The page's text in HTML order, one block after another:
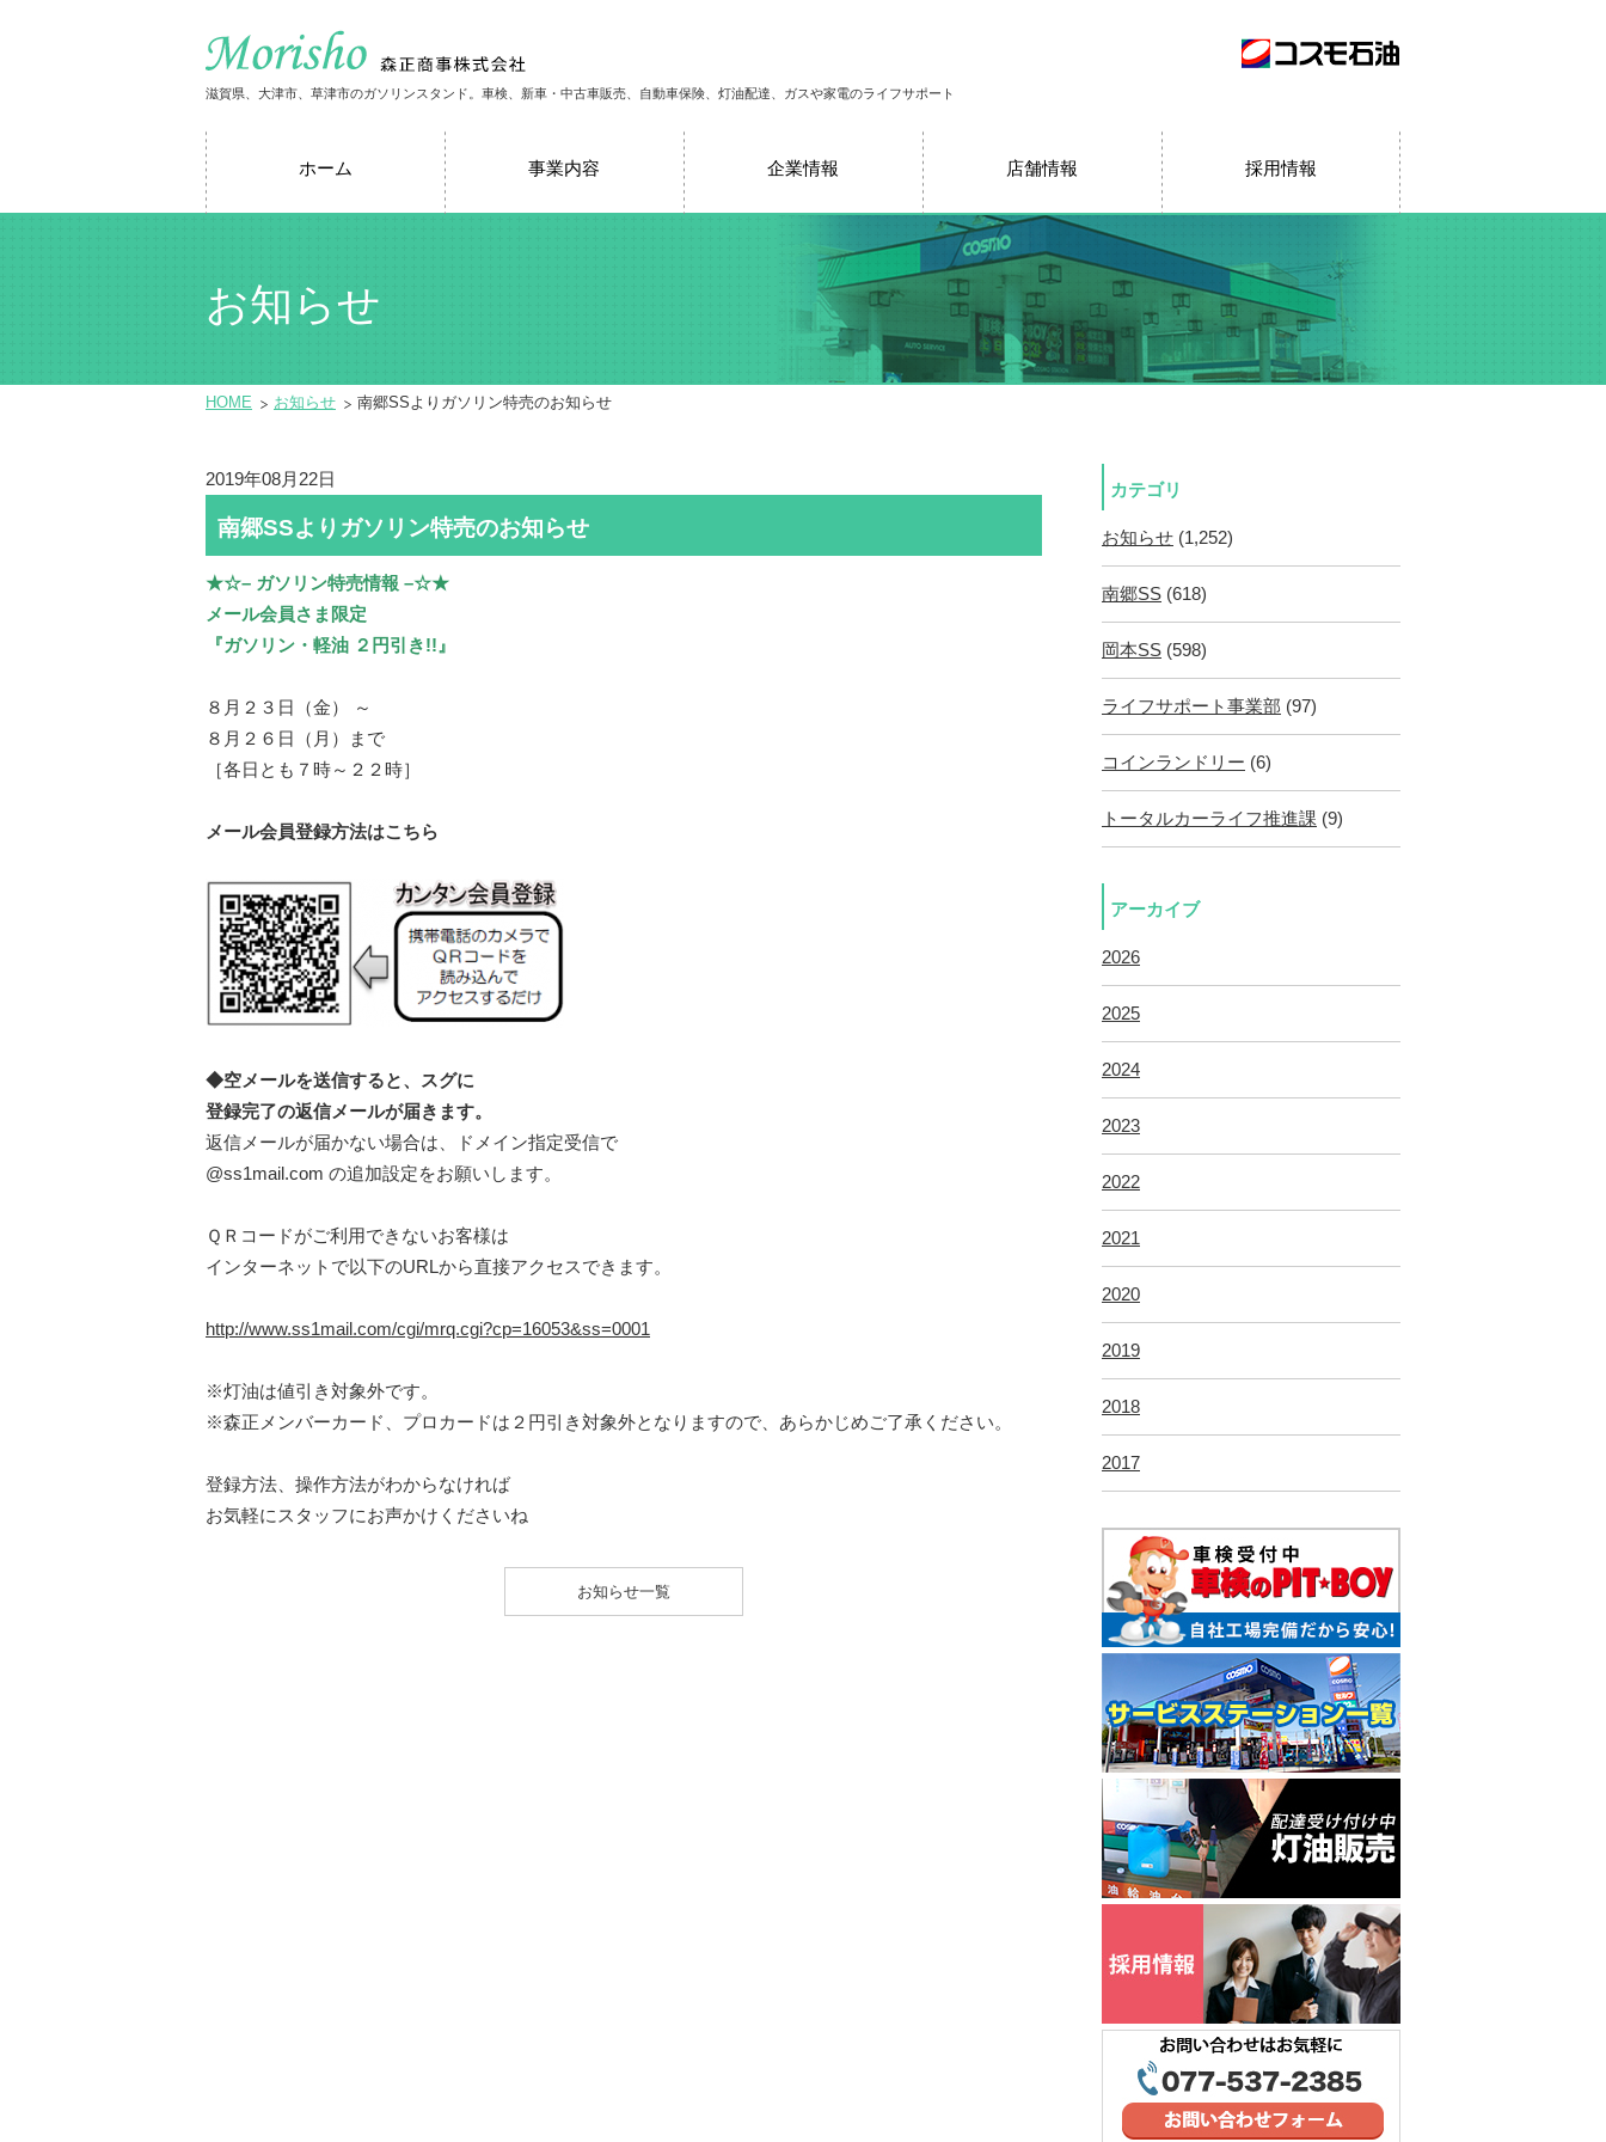
滋賀県、大津市、草津市のガソリンスタンド。車検、新車・中古車販売、自動車保険、灯油配達、ガスや家電のライフサポート
ホーム 事業内容 企業情報 店舗情報 採用情報
お知らせ
HOME お知らせ 南郷SSよりガソリン特売のお知らせ
2019年08月22日
南郷SSよりガソリン特売のお知らせ
★☆– ガソリン特売情報 –☆★
メール会員さま限定
『ガソリン・軽油 ２円引き!!』
８月２３日（金） ～
８月２６日（月）まで
［各日とも７時～２２時］
メール会員登録方法はこちら
◆空メールを送信すると、スグに
登録完了の返信メールが届きます。
返信メールが届かない場合は、ドメイン指定受信で
@ss1mail.com の追加設定をお願いします。
ＱＲコードがご利用できないお客様は
インターネットで以下のURLから直接アクセスできます。
http://www.ss1mail.com/cgi/mrq.cgi?cp=16053&ss=0001
※灯油は値引き対象外です。
※森正メンバーカード、プロカードは２円引き対象外となりますので、あらかじめご了承ください。
登録方法、操作方法がわからなければ
お気軽にスタッフにお声かけくださいね
お知らせ一覧
カテゴリ
お知らせ (1,252)
南郷SS (618)
岡本SS (598)
ライフサポート事業部 (97)
コインランドリー (6)
トータルカーライフ推進課 (9)
アーカイブ
2026
2025
2024
2023
2022
2021
2020
2019
2018
2017